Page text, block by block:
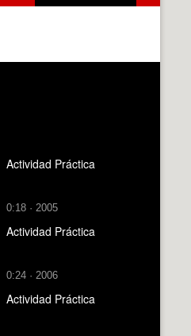
Actividad Práctica
0:18 · 2005
Actividad Práctica
0:24 · 2006
Actividad Práctica